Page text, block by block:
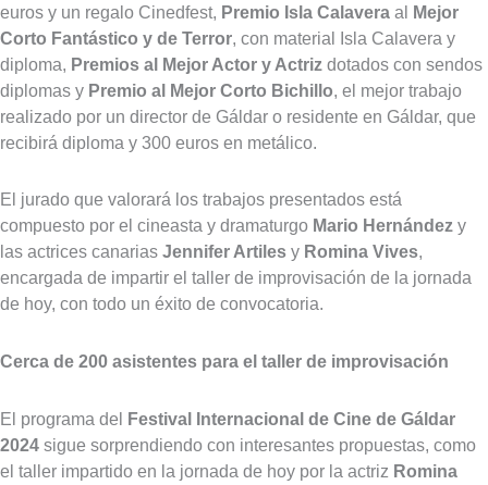
euros y un regalo Cinedfest, Premio Isla Calavera al Mejor
Corto Fantástico y de Terror, con material Isla Calavera y
diploma, Premios al Mejor Actor y Actriz dotados con sendos
diplomas y Premio al Mejor Corto Bichillo, el mejor trabajo
realizado por un director de Gáldar o residente en Gáldar, que
recibirá diploma y 300 euros en metálico.
El jurado que valorará los trabajos presentados está
compuesto por el cineasta y dramaturgo Mario Hernández y
las actrices canarias Jennifer Artiles y Romina Vives,
encargada de impartir el taller de improvisación de la jornada
de hoy, con todo un éxito de convocatoria.
Cerca de 200 asistentes para el taller de improvisación
El programa del Festival Internacional de Cine de Gáldar
2024 sigue sorprendiendo con interesantes propuestas, como
el taller impartido en la jornada de hoy por la actriz Romina